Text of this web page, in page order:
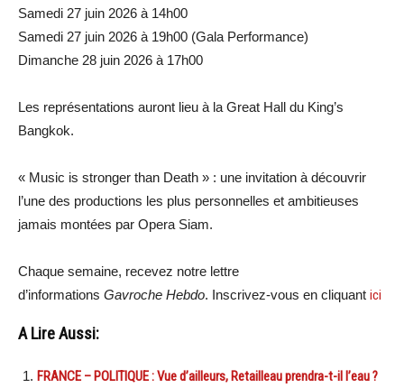
Samedi 27 juin 2026 à 14h00
Samedi 27 juin 2026 à 19h00 (Gala Performance)
Dimanche 28 juin 2026 à 17h00
Les représentations auront lieu à la Great Hall du King’s
Bangkok.
« Music is stronger than Death » : une invitation à découvrir
l’une des productions les plus personnelles et ambitieuses
jamais montées par Opera Siam.
Chaque semaine, recevez notre lettre
d’informations Gavroche Hebdo. Inscrivez-vous en cliquant ici
A Lire Aussi:
FRANCE – POLITIQUE : Vue d’ailleurs, Retailleau prendra-t-il l’eau ?